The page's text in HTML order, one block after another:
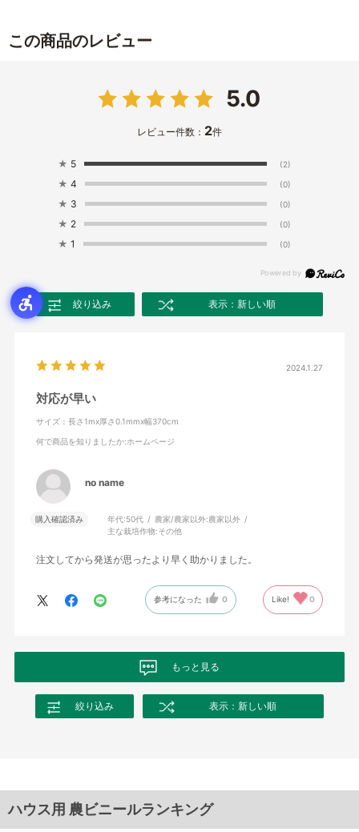
この商品のレビュー
5.0
レビュー件数： 2件
★ 5 (2)
★ 4 (0)
★ 3 (0)
★ 2 (0)
★ 1 (0)
絞り込み 表示：新しい順
2024.1.27
対応が早い
サイズ：長さ1mx厚さ0.1mmx幅370cm
何で商品を知りましたか:ホームページ
no name
購入確認済み 年代:50代 農家/農家以外:農家以外
主な栽培作物:その他
注文してから発送が思ったより早く助かりました。
参考になった 0 Like! 0
もっと見る
絞り込み 表示：新しい順
ハウス用 農ビニールランキング